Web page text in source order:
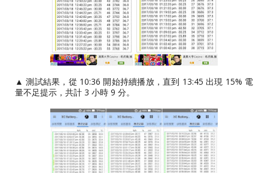
▲ 測試結果，從 10:36 開始持續播放，直到 13:45 出現 15% 電
量不足提示，共計 3 小時 9 分。